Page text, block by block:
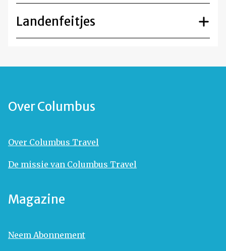
Landenfeitjes
Over Columbus
Over Columbus Travel
De missie van Columbus Travel
Magazine
Neem Abonnement